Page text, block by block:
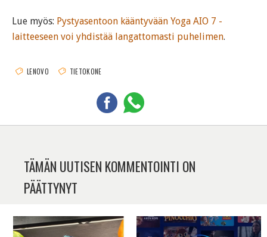
Lue myös: Pystyasentoon kääntyvään Yoga AIO 7 -
laitteeseen voi yhdistää langattomasti puhelimen.
LENOVO TIETOKONE
TÄMÄN UUTISEN KOMMENTOINTI ON
PÄÄTTYNYT